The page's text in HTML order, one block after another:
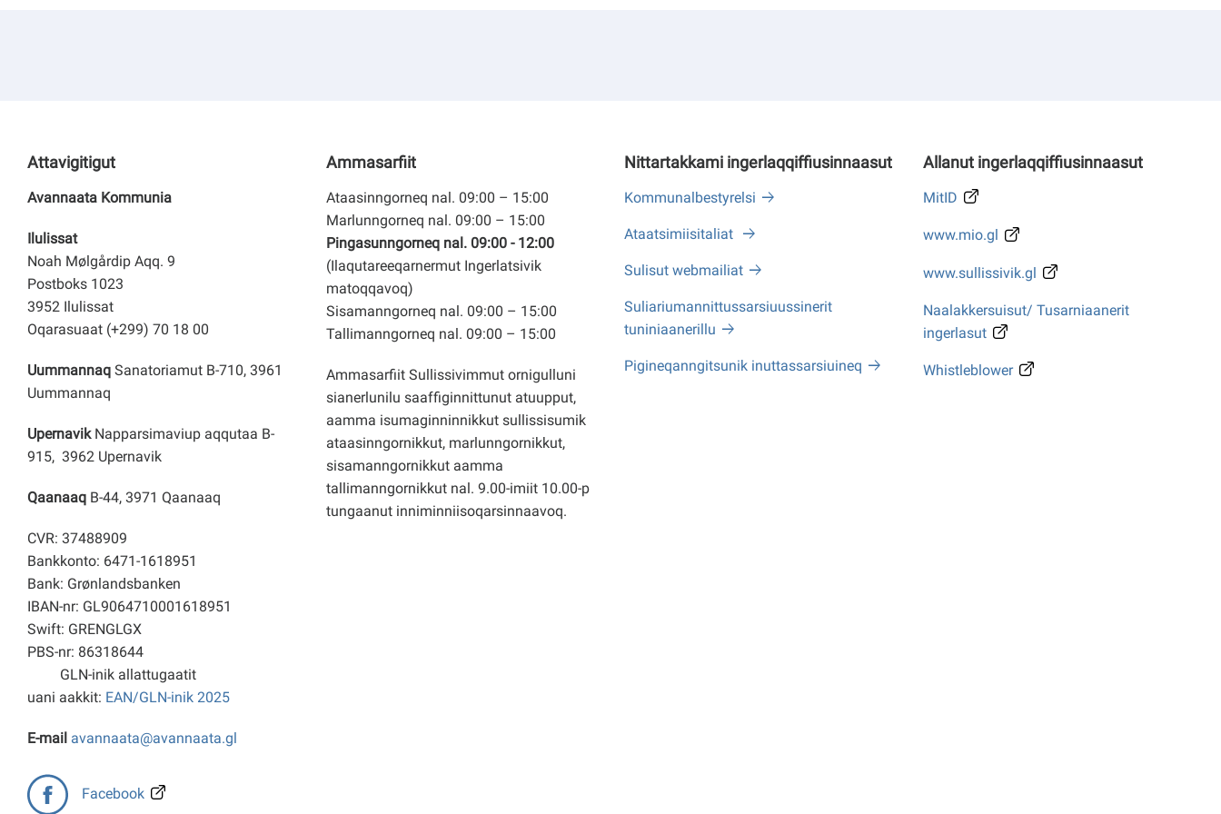
Attavigitigut
Avannaata Kommunia
Ilulissat
Noah Mølgårdip Aqq. 9
Postboks 1023
3952 Ilulissat
Oqarasuaat (+299) 70 18 00
Uummannaq Sanatoriamut B-710, 3961
Uummannaq
Upernavik Napparsimaviup aqqutaa B-
915, 3962 Upernavik
Qaanaaq B-44, 3971 Qaanaaq
CVR: 37488909
Bankkonto: 6471-1618951
Bank: Grønlandsbanken
IBAN-nr: GL9064710001618951
Swift: GRENGLGX
PBS-nr: 86318644
GLN-inik allattugaatit
uani aakkit: EAN/GLN-inik 2025
E-mail avannaata@avannaata.gl
Facebook
Ammasarfiit
Ataasinngorneq nal. 09:00 – 15:00
Marlunngorneq nal. 09:00 – 15:00
Pingasunngorneq nal. 09:00 - 12:00
(Ilaqutareeqarnermut Ingerlatsivik
matoqqavoq)
Sisamanngorneq nal. 09:00 – 15:00
Tallimanngorneq nal. 09:00 – 15:00
Ammasarfiit Sullissivimmut ornigulluni
sianerlunilu saaffiginnittunut atuupput,
aamma isumaginninnikkut sullissisumik
ataasinngornikkut, marlunngornikkut,
sisamanngornikkut aamma
tallimanngornikkut nal. 9.00-imiit 10.00-p
tungaanut inniminniisoqarsinnaavoq.
Nittartakkami ingerlaqqiffiusinnaasut
Kommunalbestyrelsi
Ataatsimiisitaliat
Sulisut webmailiat
Suliariumannittussarsiuussinerit
tuniniaanerillu
Pigineqanngitsunik inuttassarsiuineq
Allanut ingerlaqqiffiusinnaasut
MitID
www.mio.gl
www.sullissivik.gl
Naalakkersuisut/ Tusarniaanerit
ingerlasut
Whistleblower